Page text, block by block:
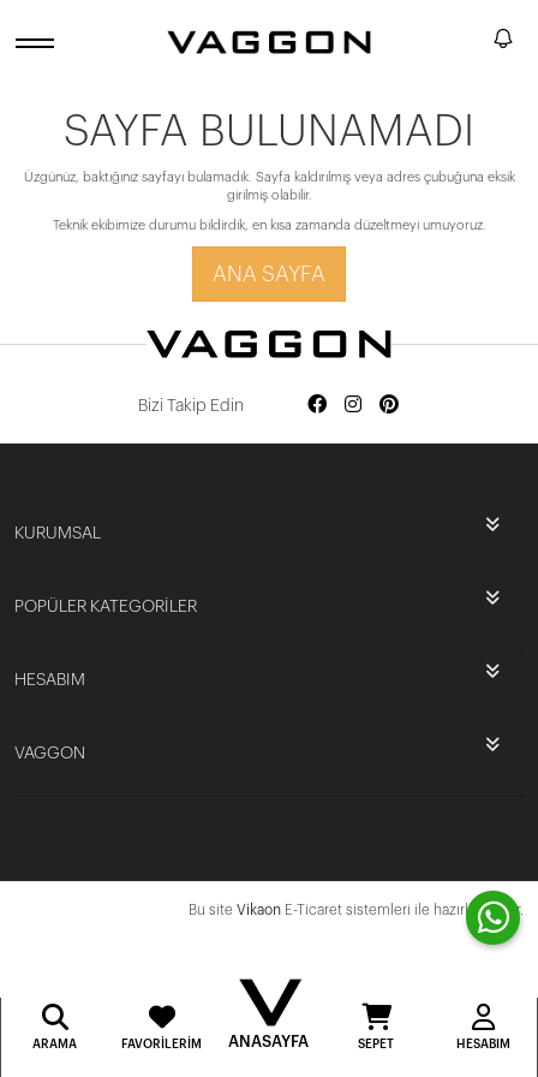
SAYFA BULUNAMADI
Üzgünüz, baktığınız sayfayı bulamadık. Sayfa kaldırılmış veya adres çubuğuna eksik
girilmiş olabilir.
Teknik ekibimize durumu bildirdik, en kısa zamanda düzeltmeyi umuyoruz.
ANA SAYFA
Bizi Takip Edin
KURUMSAL
POPÜLER KATEGORİLER
HESABIM
VAGGON
Bu site Vikaon E-Ticaret sistemleri ile hazırlanmıştır.
ARAMA FAVORILERIM ANASAYFA SEPET HESABIM